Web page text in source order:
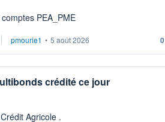
aux comptes PEA_PME
pmourie1 • 5 août 2026 0
crédité ce jour
Agricole .